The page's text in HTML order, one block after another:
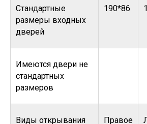
Стандартные
размеры входных
дверей
190*86
Имеются двери не
стандартных
размеров
Виды открывания Правое